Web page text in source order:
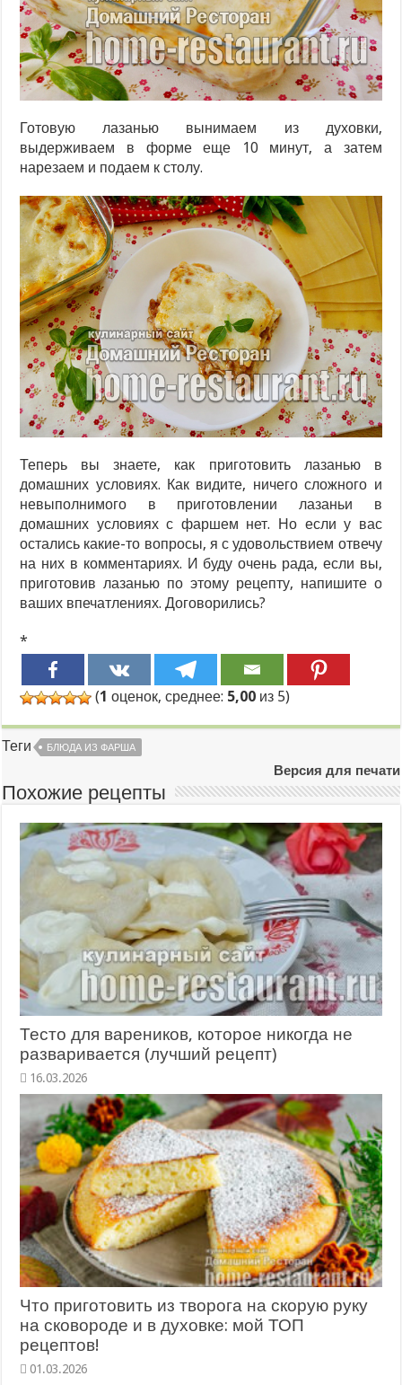
Готовую лазанью вынимаем из духовки,
выдерживаем в форме еще 10 минут, а затем
нарезаем и подаем к столу.
Теперь вы знаете, как приготовить лазанью в
домашних условиях. Как видите, ничего сложного и
невыполнимого в приготовлении лазаньи в
домашних условиях с фаршем нет. Но если у вас
остались какие-то вопросы, я с удовольствием отвечу
на них в комментариях. И буду очень рада, если вы,
приготовив лазанью по этому рецепту, напишите о
ваших впечатлениях. Договорились?
*
(1 оценок, среднее: 5,00 из 5)
Теги БЛЮДА ИЗ ФАРША
Версия для печати
Похожие рецепты
Тесто для вареников, которое никогда не
разваривается (лучший рецепт)
16.03.2026
Что приготовить из творога на скорую руку
на сковороде и в духовке: мой ТОП
рецептов!
01.03.2026